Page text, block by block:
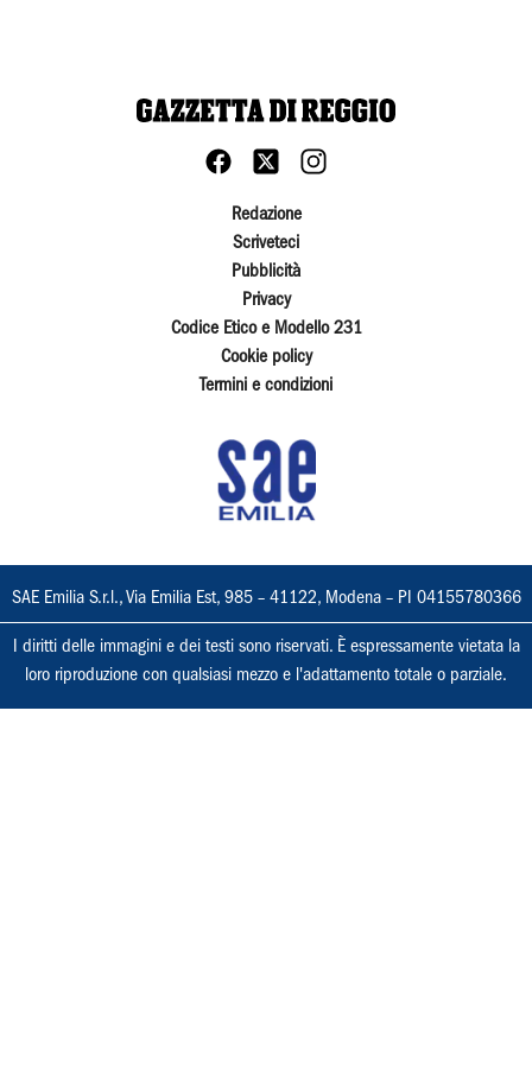
Redazione
Scriveteci
Pubblicità
Privacy
Codice Etico e Modello 231
Cookie policy
Termini e condizioni
SAE Emilia S.r.l., Via Emilia Est, 985 – 41122, Modena – PI 04155780366
I diritti delle immagini e dei testi sono riservati. È espressamente vietata la
loro riproduzione con qualsiasi mezzo e l'adattamento totale o parziale.